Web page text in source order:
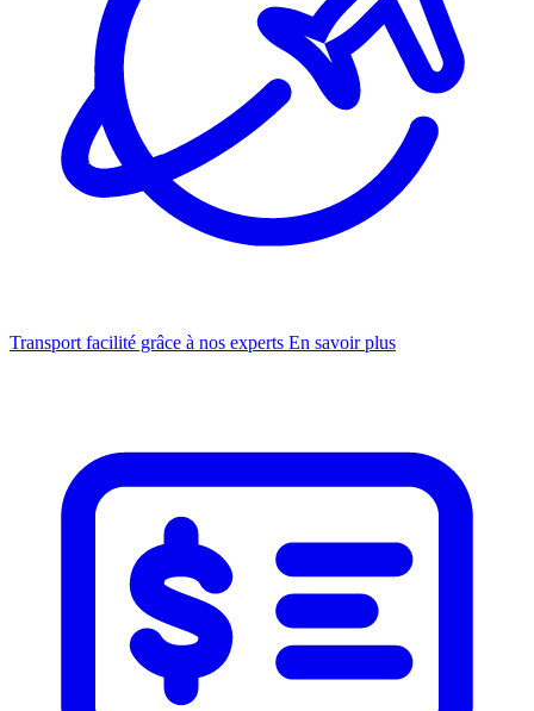
Transport facilité grâce à nos experts En savoir plus